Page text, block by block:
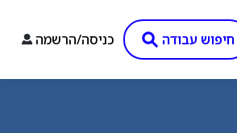
חיפוש עבודה כניסה/הרשמה